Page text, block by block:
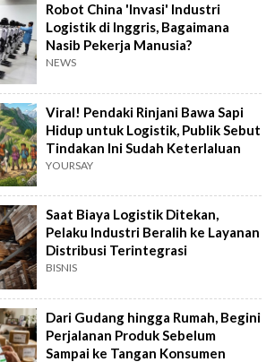
Robot China 'Invasi' Industri
Logistik di Inggris, Bagaimana
Nasib Pekerja Manusia?
NEWS
Viral! Pendaki Rinjani Bawa Sapi
Hidup untuk Logistik, Publik Sebut
Tindakan Ini Sudah Keterlaluan
YOURSAY
Saat Biaya Logistik Ditekan,
Pelaku Industri Beralih ke Layanan
Distribusi Terintegrasi
BISNIS
Dari Gudang hingga Rumah, Begini
Perjalanan Produk Sebelum
Sampai ke Tangan Konsumen